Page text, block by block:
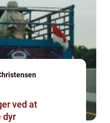
ved at
dyr